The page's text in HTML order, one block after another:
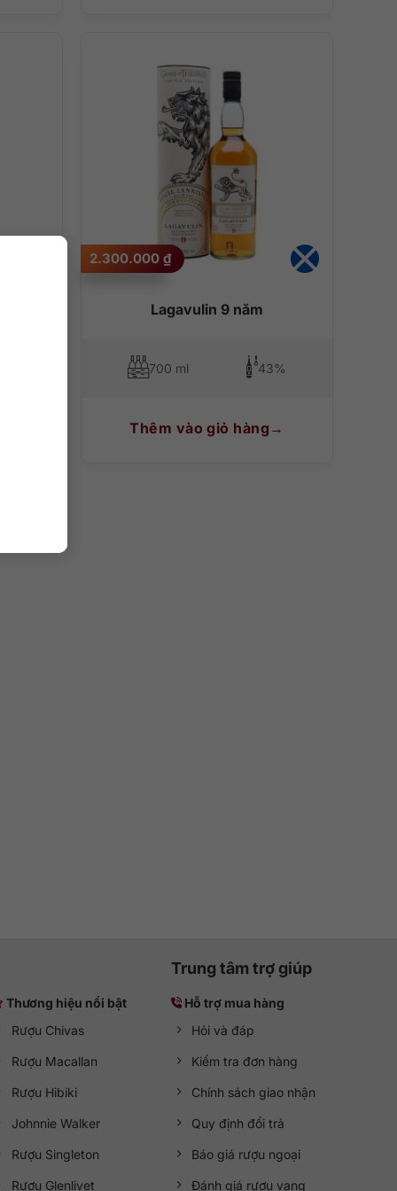
Lagavulin 9 năm
2.300.000 ₫
700 ml 43%
Thêm vào giỏ hàng
Thương hiệu nổi bật
Rượu Chivas
Rượu Macallan
Rượu Hibiki
Johnnie Walker
Rượu Singleton
Rượu Glenlivet
Trung tâm trợ giúp
Hỗ trợ mua hàng
Hỏi và đáp
Kiểm tra đơn hàng
Chính sách giao nhận
Quy định đổi trả
Báo giá rượu ngoại
Đánh giá rượu vang